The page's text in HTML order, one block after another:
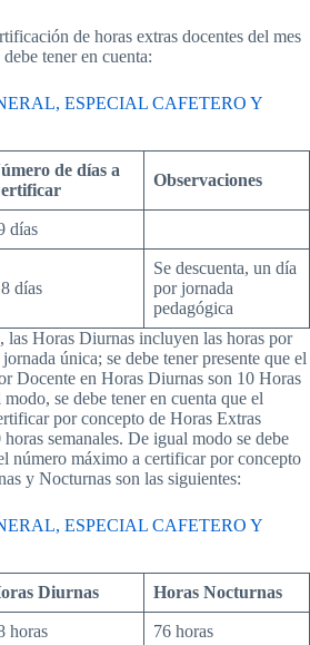
de horas extras docentes del mes
debe tener en cuenta:
ESPECIAL CAFETERO Y
de días a
Observaciones
días
días
Se descuenta, un día
por jornada
pedagógica
las Horas Diurnas incluyen las horas por
única; se debe tener presente que el
Docente en Horas Diurnas son 10 Horas
se debe tener en cuenta que el
por concepto de Horas Extras
semanales. De igual modo se debe
número máximo a certificar por concepto
y Nocturnas son las siguientes:
ESPECIAL CAFETERO Y
Diurnas Horas Nocturnas
horas 76 horas